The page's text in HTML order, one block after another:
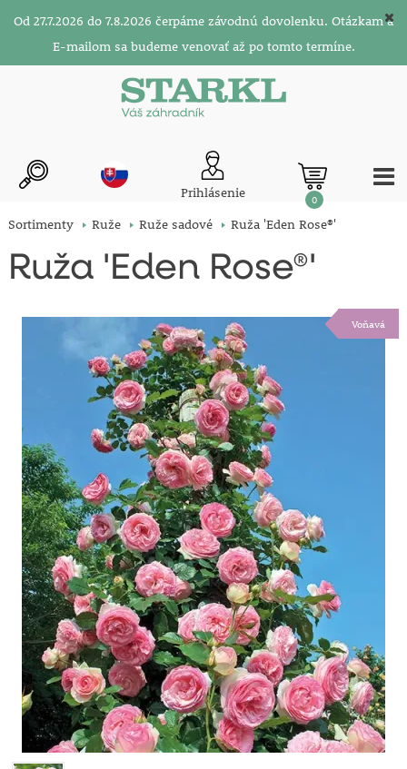
Od 27.7.2026 do 7.8.2026 čerpáme závodnú dovolenku. Otázkam a
E-mailom sa budeme venovať až po tomto termíne.
Prihlásenie 0
Sortimenty Ruže Ruže sadové Ruža 'Eden Rose®'
Ruža 'Eden Rose®'
Voňavá